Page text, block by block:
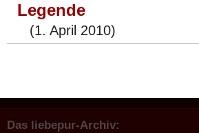
Legende
(1. April 2010)
Das liebepur-Archiv: